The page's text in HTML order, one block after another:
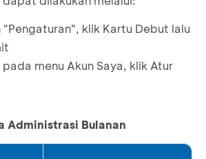
"Pengaturan", klik Kartu Debut lalu
menu Akun Saya, klik Atur
Administrasi Bulanan